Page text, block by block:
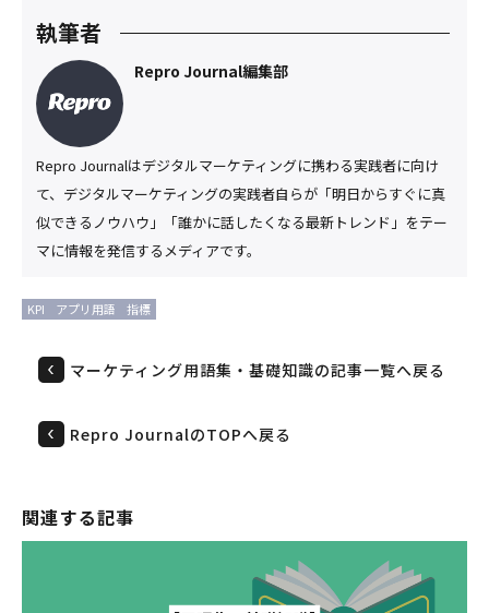
執筆者
Repro Journal編集部
Repro Journalはデジタルマーケティングに携わる実践者に向け
て、デジタルマーケティングの実践者自らが「明日からすぐに真
似できるノウハウ」「誰かに話したくなる最新トレンド」をテー
マに情報を発信するメディアです。
KPI アプリ用語 指標
マーケティング用語集・基礎知識の記事一覧へ戻る
Repro JournalのTOPへ戻る
関連する記事